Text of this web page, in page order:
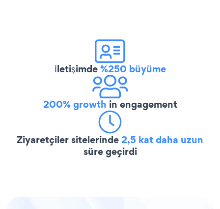
İletişimde%250 büyüme
200% growth in engagement
Ziyaretçiler sitelerinde2,5 kat daha uzun
süre geçirdi